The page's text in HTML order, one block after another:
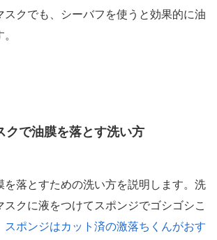
スクでも、シーバフを使うと効果的に油
クで油膜を落とす洗い方
を落とすための洗い方を説明します。洗
スクに液をつけてスポンジでゴシゴシこ
スポンジはカット済の激落ちくんがおす